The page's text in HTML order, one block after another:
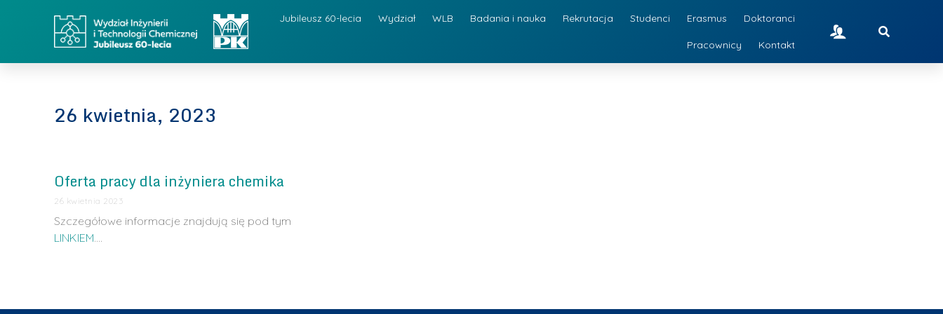
Jubileusz 60-lecia Wydział WLB Badania i nauka Rekrutacja Studenci Erasmus Doktoranci
Pracownicy Kontakt
26 kwietnia, 2023
Oferta pracy dla inżyniera chemika
26 kwietnia 2023
Szczegółowe informacje znajdują się pod tym
LINKIEM.…